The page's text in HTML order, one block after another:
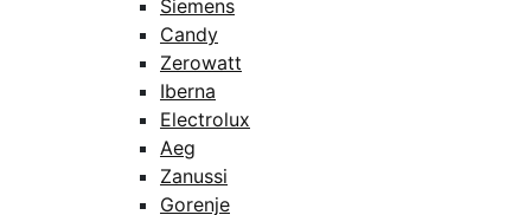
Siemens
Candy
Zerowatt
Iberna
Electrolux
Aeg
Zanussi
Gorenje